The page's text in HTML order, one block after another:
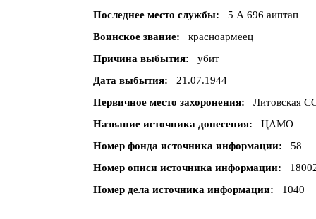
Последнее место службы
5 А 696 аиптап
Воинское звание
красноармеец
Причина выбытия
убит
Дата выбытия
21.07.1944
Первичное место захоронения
Литовская
Название источника донесения
ЦАМО
Номер фонда источника информации
58
Номер описи источника информации
Номер дела источника информации
1040